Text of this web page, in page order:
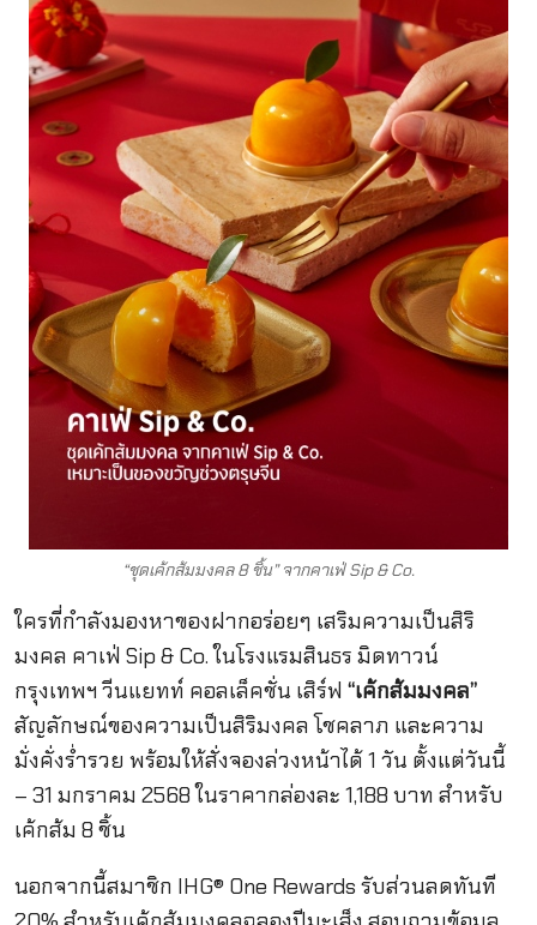
“ชุดเค้กส้มมงคล 8 ชิ้น” จากคาเฟ่ Sip & Co.
ใครที่กำลังมองหาของฝากอร่อยๆ เสริมความเป็นสิริ
มงคล คาเฟ่ Sip & Co. ในโรงแรมสินธร มิดทาวน์
กรุงเทพฯ วีนแยทท์ คอลเล็คชั่น เสิร์ฟ “เค้กส้มมงคล”
สัญลักษณ์ของความเป็นสิริมงคล โชคลาภ และความ
มั่งคั่งร่ำรวย พร้อมให้สั่งจองล่วงหน้าได้ 1 วัน ตั้งแต่วันนี้
– 31 มกราคม 2568 ในราคากล่องละ 1,188 บาท สำหรับ
เค้กส้ม 8 ชิ้น
นอกจากนี้สมาชิก IHG® One Rewards รับส่วนลดทันที